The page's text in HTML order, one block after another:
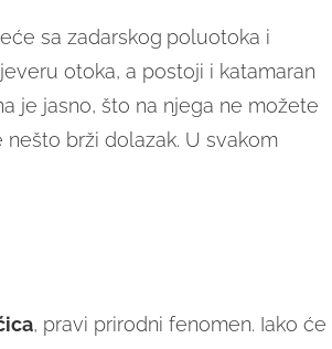
sa zadarskog poluotoka i
otoka, a postoji i katamaran
je jasno, što na njega ne možete
brži dolazak. U svakom
, pravi prirodni fenomen. Iako će